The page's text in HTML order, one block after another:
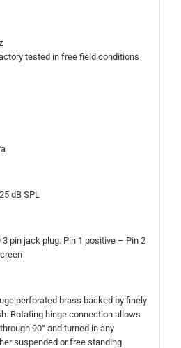
tested in free field conditions
dB SPL
pin jack plug. Pin 1 positive – Pin 2
perforated brass backed by finely
Rotating hinge connection allows
90° and turned in any
suspended or free standing